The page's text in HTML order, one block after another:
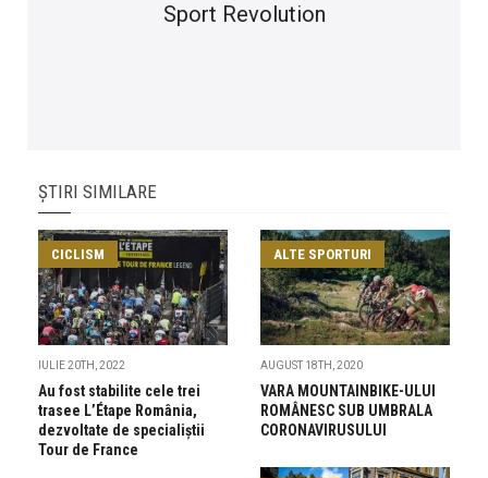
Sport Revolution
ȘTIRI SIMILARE
CICLISM
IULIE 20TH, 2022
Au fost stabilite cele trei
trasee L’Étape România,
dezvoltate de specialiștii
Tour de France
ALTE SPORTURI
AUGUST 18TH, 2020
VARA MOUNTAINBIKE-ULUI
ROMÂNESC SUB UMBRALA
CORONAVIRUSULUI